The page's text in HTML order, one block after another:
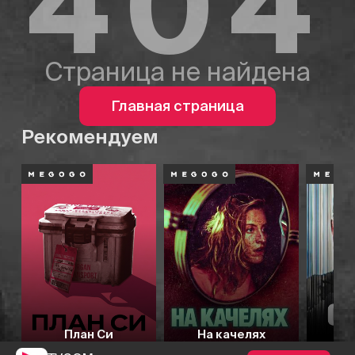
Страница не найдена
Главная страница
Рекомендуем
План Си На качелях